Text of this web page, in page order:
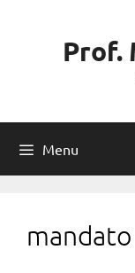
Prof.
Menu
mandato